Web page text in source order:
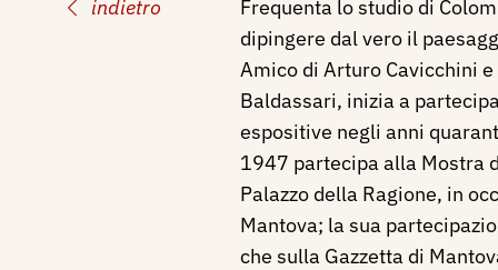
indietro
Frequenta lo studio di
dipingere dal vero il
Amico di Arturo Cavicchini
Baldassari, inizia a
espositive negli anni
1947 partecipa alla Mostra
Palazzo della Ragione, in
Mantova; la sua
che sulla Gazzetta di